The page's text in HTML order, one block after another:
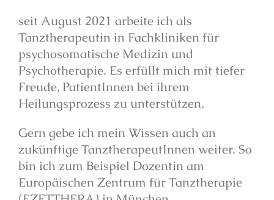
seit August 2021 arbeite ich als
Tanztherapeutin in Fachkliniken für
psychosomatische Medizin und
Psychotherapie. Es erfüllt mich mit tiefer
Freude, PatientInnen bei ihrem
Heilungsprozess zu unterstützen.
Gern gebe ich mein Wissen auch an
zukünftige TanztherapeutInnen weiter. So
bin ich zum Beispiel Dozentin am
Europäischen Zentrum für Tanztherapie